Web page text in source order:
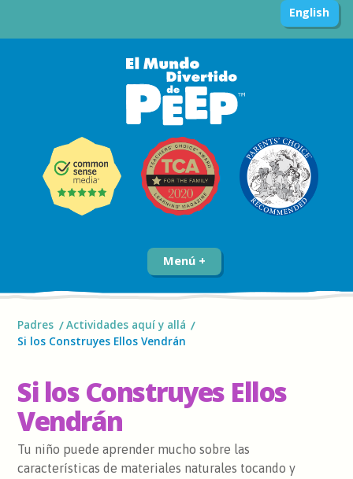
English
Menú
Padres
Actividades aquí y allá
Si los Construyes Ellos Vendrán
Si los Construyes Ellos
Vendrán
Tu niño puede aprender mucho sobre las
características de materiales naturales tocando y